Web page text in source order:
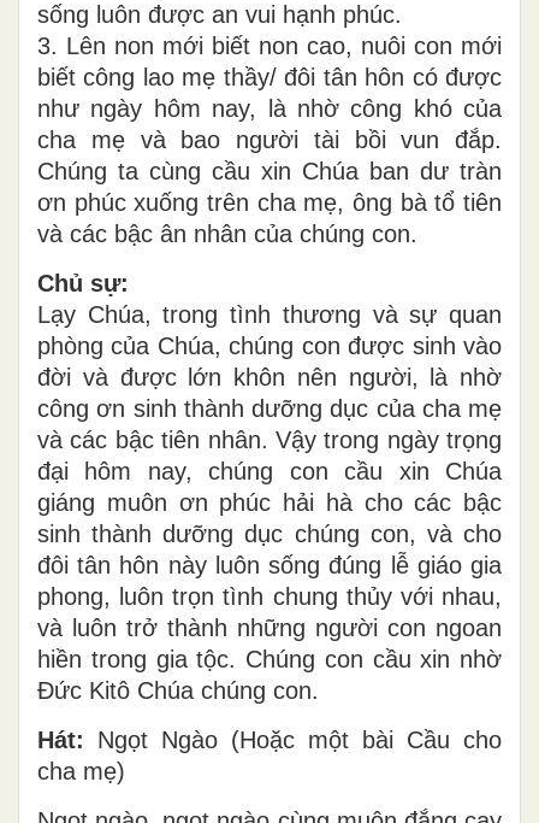
sống luôn được an vui hạnh phúc.
3. Lên non mới biết non cao, nuôi con mới
biết công lao mẹ thầy/ đôi tân hôn có được
như ngày hôm nay, là nhờ công khó của
cha mẹ và bao người tài bồi vun đắp.
Chúng ta cùng cầu xin Chúa ban dư tràn
ơn phúc xuống trên cha mẹ, ông bà tổ tiên
và các bậc ân nhân của chúng con.
Chủ sự:
Lạy Chúa, trong tình thương và sự quan
phòng của Chúa, chúng con được sinh vào
đời và được lớn khôn nên người, là nhờ
công ơn sinh thành dưỡng dục của cha mẹ
và các bậc tiên nhân. Vậy trong ngày trọng
đại hôm nay, chúng con cầu xin Chúa
giáng muôn ơn phúc hải hà cho các bậc
sinh thành dưỡng dục chúng con, và cho
đôi tân hôn này luôn sống đúng lễ giáo gia
phong, luôn trọn tình chung thủy với nhau,
và luôn trở thành những người con ngoan
hiền trong gia tộc. Chúng con cầu xin nhờ
Đức Kitô Chúa chúng con.
Hát: Ngọt Ngào (Hoặc một bài Cầu cho
cha mẹ)